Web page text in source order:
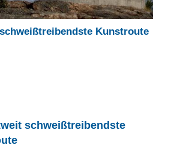
Kunstroute
schweißtreibendste